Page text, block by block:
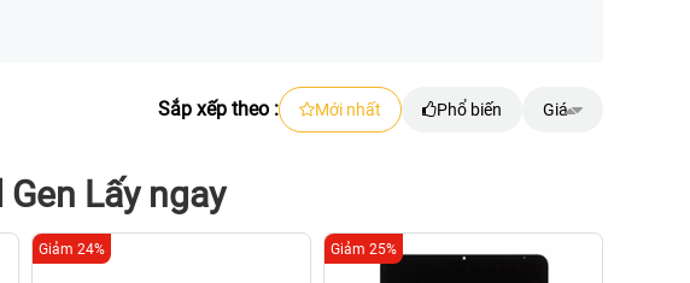
Sắp xếp theo : Mới nhất Phổ biến Giá
Lấy ngay
Giảm 24% Giảm 25%